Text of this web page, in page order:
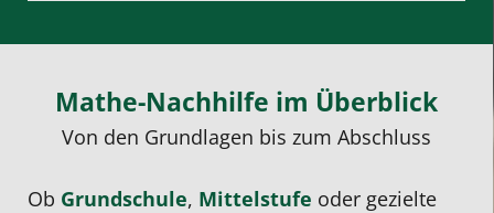
Mathe-Nachhilfe im Überblick
Von den Grundlagen bis zum Abschluss
Ob Grundschule, Mittelstufe oder gezielte